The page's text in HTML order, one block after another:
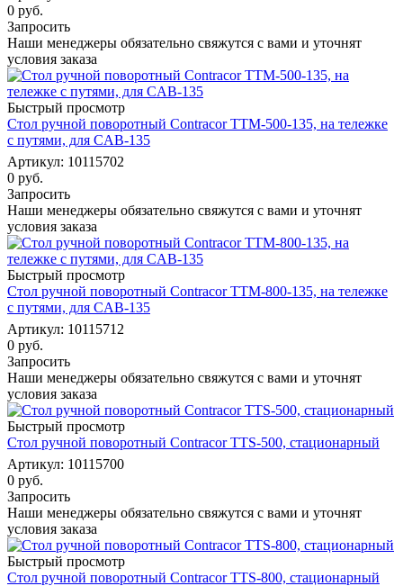
0 руб.
Запросить
Наши менеджеры обязательно свяжутся с вами и уточнят
условия заказа
Быстрый просмотр
Стол ручной поворотный Contracor TTM-500-135, на тележке
с путями, для CAB-135
Артикул: 10115702
0 руб.
Запросить
Наши менеджеры обязательно свяжутся с вами и уточнят
условия заказа
Быстрый просмотр
Стол ручной поворотный Contracor TTM-800-135, на тележке
с путями, для CAB-135
Артикул: 10115712
0 руб.
Запросить
Наши менеджеры обязательно свяжутся с вами и уточнят
условия заказа
Быстрый просмотр
Стол ручной поворотный Contracor TTS-500, стационарный
Артикул: 10115700
0 руб.
Запросить
Наши менеджеры обязательно свяжутся с вами и уточнят
условия заказа
Быстрый просмотр
Стол ручной поворотный Contracor TTS-800, стационарный